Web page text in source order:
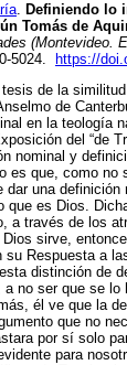
. Definiendo lo
Tomás de
(Montevideo.
5024.
https://
de la
de
en la teología
del “de
nominal y
es que, como no
una
que es Dios.
a través de los
sirve,
Respuesta a
distinción de
no ser que se
él ve que la
que no
por sí solo
para